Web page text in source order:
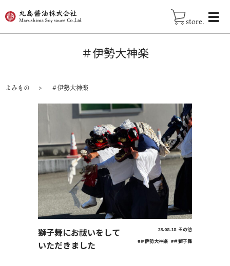
store.
＃伊勢大神楽
よみもの ＃伊勢大神楽
獅子舞にお祓いをして
いただきました
25.08.18 その他
#＃伊勢大神楽 #＃獅子舞